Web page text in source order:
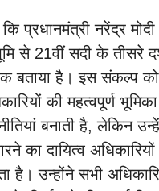
प्रधानमंत्री नरेंद्र मोदी
से 21वीं सदी के तीसरे
बताया है। इस संकल्प
की महत्वपूर्ण भूमिका
बनाती है, लेकिन
का दायित्व
है। उन्होंने सभी